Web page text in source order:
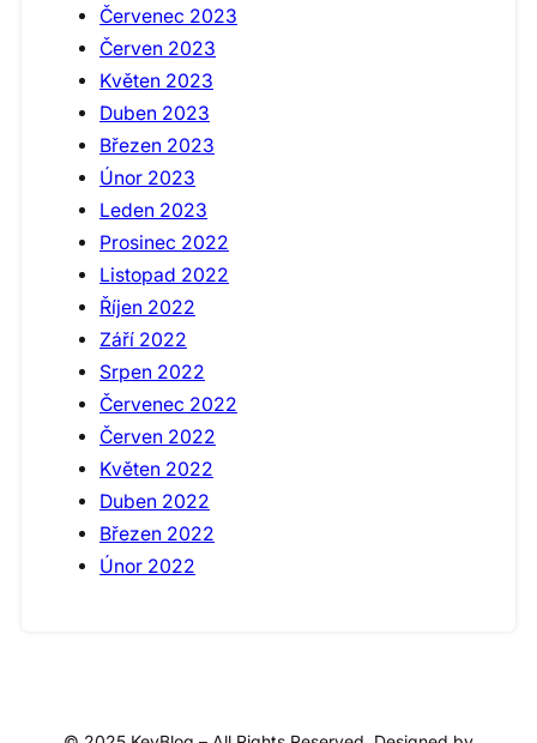
Červenec 2023
Červen 2023
Květen 2023
Duben 2023
Březen 2023
Únor 2023
Leden 2023
Prosinec 2022
Listopad 2022
Říjen 2022
Září 2022
Srpen 2022
Červenec 2022
Červen 2022
Květen 2022
Duben 2022
Březen 2022
Únor 2022